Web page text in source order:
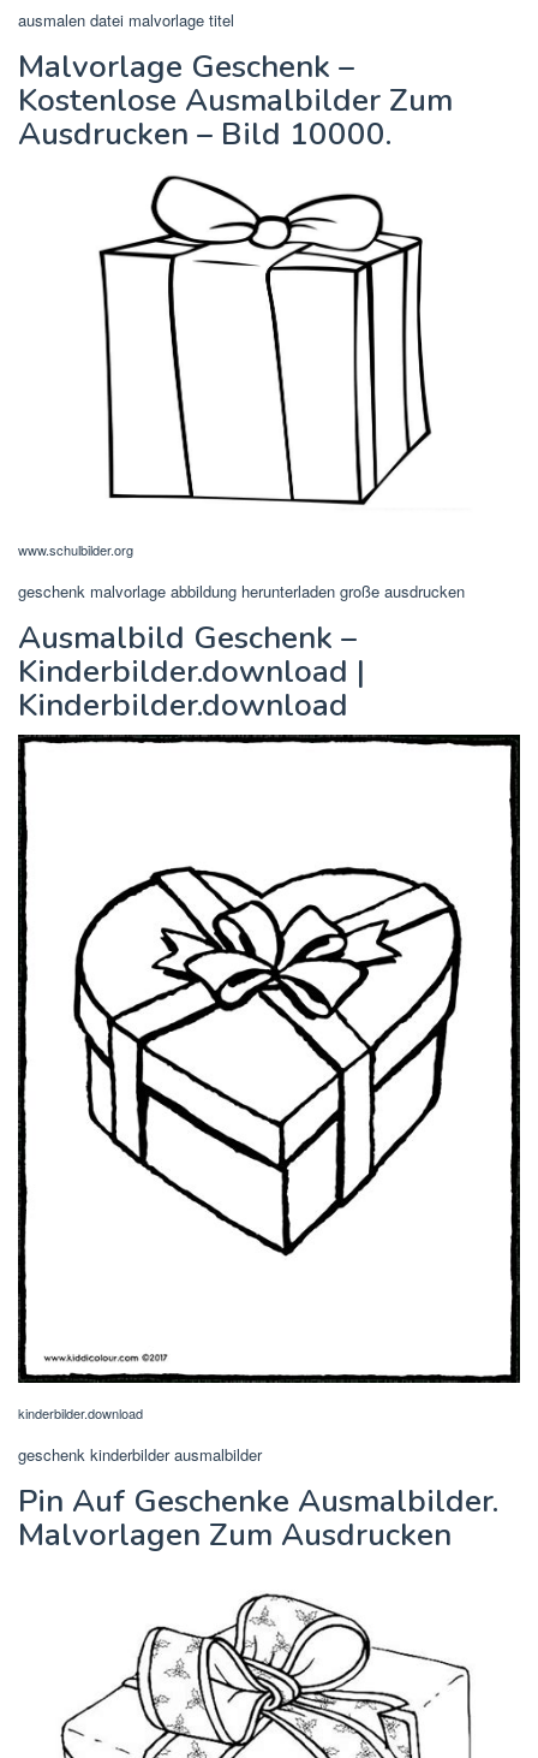
ausmalen datei malvorlage titel
Malvorlage Geschenk –
Kostenlose Ausmalbilder Zum
Ausdrucken – Bild 10000.
www.schulbilder.org
geschenk malvorlage abbildung herunterladen große ausdrucken
Ausmalbild Geschenk –
Kinderbilder.download |
Kinderbilder.download
kinderbilder.download
geschenk kinderbilder ausmalbilder
Pin Auf Geschenke Ausmalbilder.
Malvorlagen Zum Ausdrucken